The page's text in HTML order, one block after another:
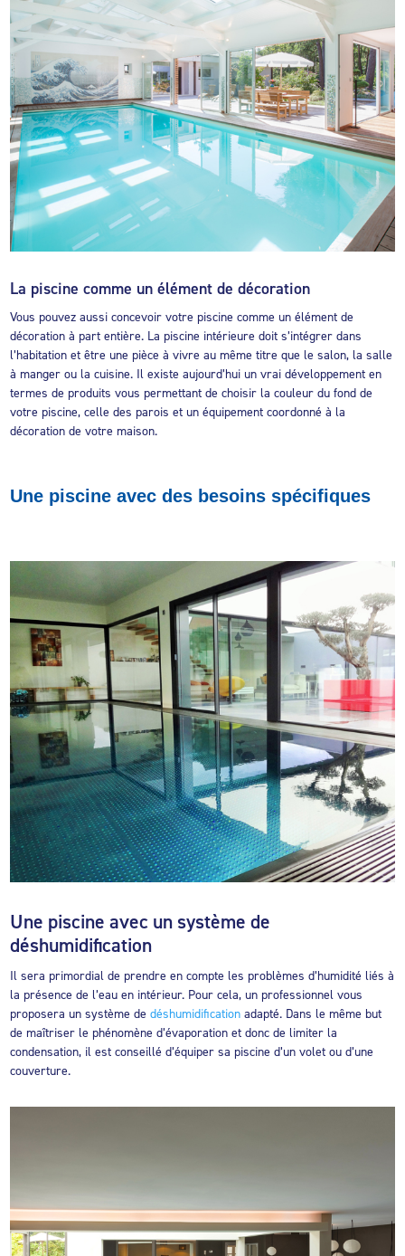
La piscine comme un élément de décoration
Vous pouvez aussi concevoir votre piscine comme un élément de
décoration à part entière. La piscine intérieure doit s’intégrer dans
l’habitation et être une pièce à vivre au même titre que le salon, la salle
à manger ou la cuisine. Il existe aujourd’hui un vrai développement en
termes de produits vous permettant de choisir la couleur du fond de
votre piscine, celle des parois et un équipement coordonné à la
décoration de votre maison.
Une piscine avec des besoins spécifiques
Une piscine avec un système de
déshumidification
Il sera primordial de prendre en compte les problèmes d’humidité liés à
la présence de l’eau en intérieur. Pour cela, un professionnel vous
proposera un système dedéshumidification adapté. Dans le même but
de maîtriser le phénomène d’évaporation et donc de limiter la
condensation, il est conseillé d’équiper sa piscine d’un volet ou d’une
couverture.